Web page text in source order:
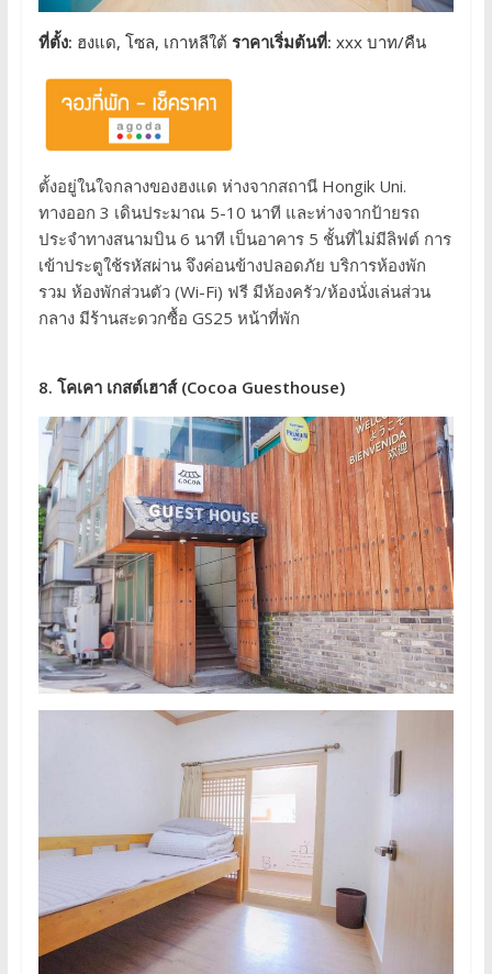
ที่ตั้ง: ฮงแด, โซล, เกาหลีใต้ ราคาเริ่มต้นที่: xxx บาท/คืน
ตั้งอยู่ในใจกลางของฮงแด ห่างจากสถานี Hongik Uni.
ทางออก 3 เดินประมาณ 5-10 นาที และห่างจากป้ายรถ
ประจำทางสนามบิน 6 นาที เป็นอาคาร 5 ชั้นที่ไม่มีลิฟต์ การ
เข้าประตูใช้รหัสผ่าน จึงค่อนข้างปลอดภัย บริการห้องพัก
รวม ห้องพักส่วนตัว (Wi-Fi) ฟรี มีห้องครัว/ห้องนั่งเล่นส่วน
กลาง มีร้านสะดวกซื้อ GS25 หน้าที่พัก
8. โคเคา เกสต์เฮาส์ (Cocoa Guesthouse)